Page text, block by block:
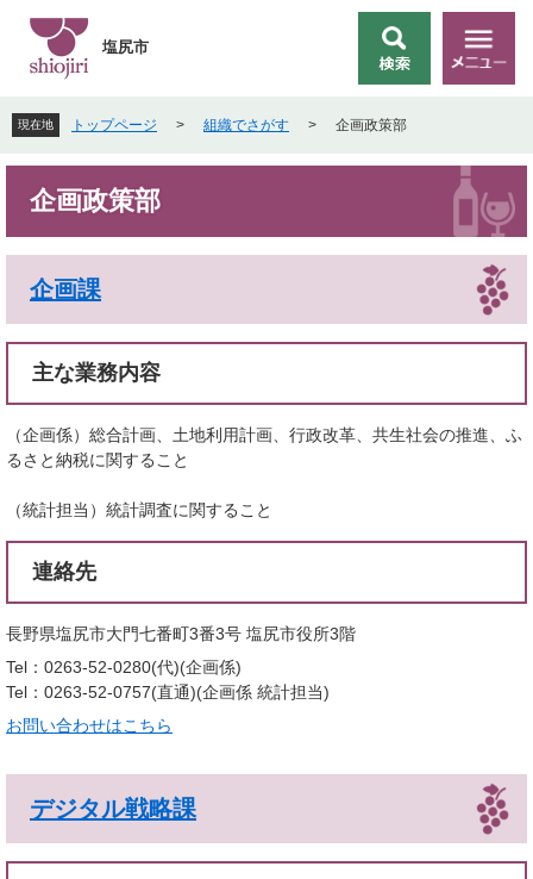
先
頭
で
を
飛
ば
本
索
メ
ニ
塩尻市
現在地 トップページ > 組織でさがす > 企画政策部
企画政策部
企画課
主な業務内容
（企画係）総合計画、土地利用計画、行政改革、共生社会の推進、ふ
るさと納税に関すること
（統計担当）統計調査に関すること
連絡先
長野県塩尻市大門七番町3番3号 塩尻市役所3階
Tel：0263-52-0280(代) 企画係
Tel：0263-52-0757(直通) 企画係 統計担当
お問い合わせはこちら
デジタル戦略課